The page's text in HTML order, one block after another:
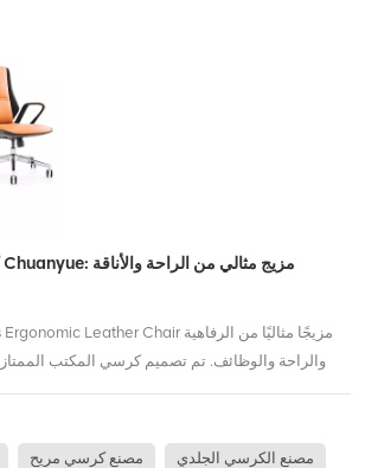
كرسي جلدي مريح من Chuanyue: مزيج مثالي من الراحة والأناقة
والراحة والوظائف. تم تصميم كرسي المكتب
عمل.يشمل تصميمها المريح دعمًا قابلاً للضبط القطني
مصنع كرسي مريح مصنع الكرسي الجلدي